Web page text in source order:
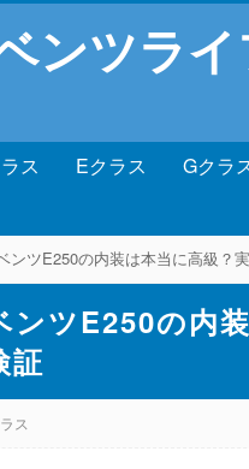
ンツライ
ス Eクラス Gクラ
ンツE250の内装は本当に高級？
ンツE250の内
証
ス